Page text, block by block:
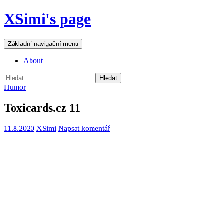
Přejít
k
webu
XSimi's page
Hledat
Základní navigační menu
About
Vyhledávání
Humor
Toxicards.cz 11
11.8.2020 XSimi Napsat komentář